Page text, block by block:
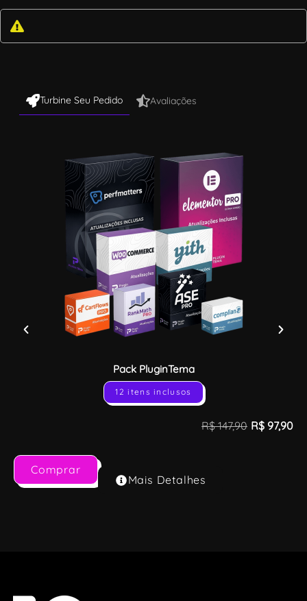
Turbine Seu Pedido Avaliações
Pack PluginTema
12 itens inclusos
R$147,90 R$ 97,90
Comprar
Mais Detalhes